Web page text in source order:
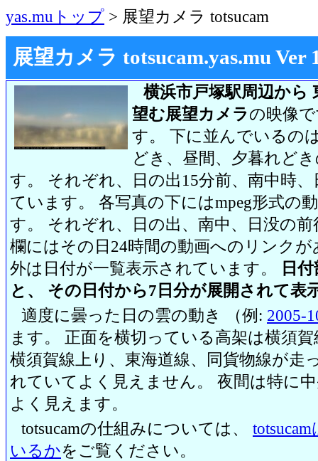
yas.muトップ > 展望カメラ totsucam
展望カメラ totsucam.yas.mu Ver
横浜市戸塚駅周辺から
望む展望カメラの映像
す。 下に並んでいるの
どき、昼間、夕暮れど
す。 それぞれ、日の出15分前、南中時
ています。 各写真の下にはmpeg形式の
す。 それぞれ、日の出、南中、日没の
欄にはその日24時間の動画へのリンク
外は日付が一覧表示されています。
日
と、 その日付から7日分が展開されて表
適度に曇った日の雲の動き （例: 2005-
ます。 正面を横切っている高架は横須
横須賀線上り、東海道線、同貨物線が走
れていてよく見えません。 夜間は特に
よく見えます。
totsucamの仕組みについては、
いるかをご覧ください。